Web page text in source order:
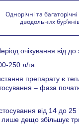
Однорічні та
дводольних
очікування від
250 л/га.
препарату є
– фаза
від 14 до
дещо збільшує